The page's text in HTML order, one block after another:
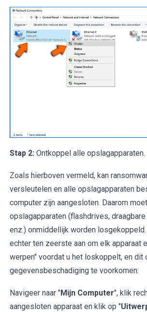
Stap 2: Ontkoppel alle opslagapparaten.
Zoals hierboven vermeld, kan
versleutelen en alle opslagapparaten
computer zijn aangesloten. Daarom
opslagapparaten (flashdrives,
enz.) onmiddellijk worden
echter ten zeerste aan om elk apparaat
werpen" voordat u het loskoppelt, en dit
gegevensbeschadiging te voorkomen:
Navigeer naar "Mijn Computer", klik
aangesloten apparaat en klik op "